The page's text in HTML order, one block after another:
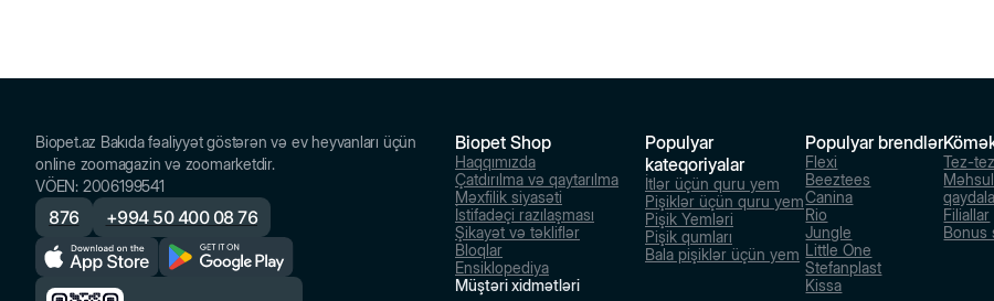
Biopet.az Bakıda fəaliyyət göstərən və ev heyvanları üçün
online zoomagazin və zoomarketdir.
VÖEN: 2006199541
876 +994 50 400 08 76
Biopet Shop
Haqqımızda
Çatdırılma və qaytarılma
Məxfilik siyasəti
İstifadəçi razılaşması
Şikayət və təkliflər
Bloqlar
Ensiklopediya
Müştəri xidmətləri
Populyar
kateqoriyalar
İtlər üçün quru yem
Pişiklər üçün quru yem
Pişik Yemləri
Pişik qumları
Bala pişiklər üçün yem
Populyar brendlər
Flexi
Beeztees
Canina
Rio
Jungle
Little One
Stefanplast
Kissa
Tez-
Filiallar
Bonus